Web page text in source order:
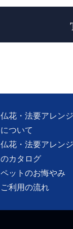
仏花・法要アレンジ
について
仏花・法要アレンジ
のカタログ
ペットのお悔やみ
ご利用の流れ